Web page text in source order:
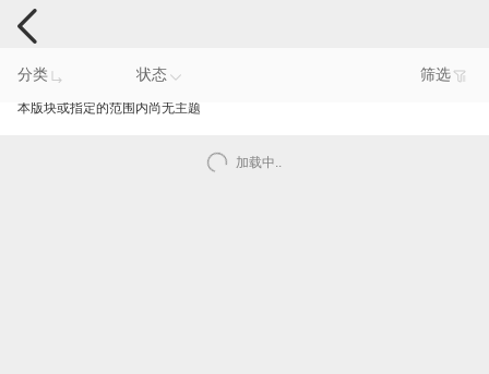
手机反馈
分类 状态 筛选
本版块或指定的范围内尚无主题
加载中..